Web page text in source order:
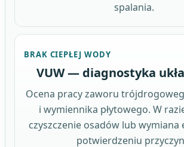
spalania.
BRAK CIEPŁEJ WODY
VUW — diagnostyka
Ocena pracy zaworu
i wymiennika płytowego. W
czyszczenie osadów lub wymiana
potwierdzeniu